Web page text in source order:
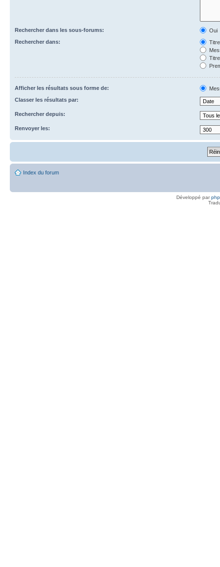
Rechercher dans les sous-forums:
Oui
Rechercher dans:
Afficher les résultats sous forme de:
Classer les résultats par:
Rechercher depuis:
Renvoyer les:
Index du forum
Développé par